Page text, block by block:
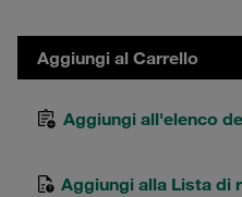
Aggiungi al Carrello
Aggiungi all'elenco
Aggiungi alla Lista di